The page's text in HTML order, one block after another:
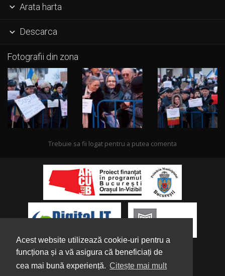
Acest website utilizează cookie-uri pentru a
funcționa și a vă asigura că beneficiați de
cea mai bună experiență. Citește mai mult
 Arata harta
 Descarca
Fotografii din zona
Trebuie sa fii logat pentru a putea comenta